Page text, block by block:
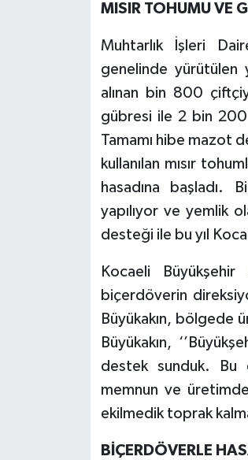
MISIR TOHUMU VE
Muhtarlık İşleri
genelinde yürütülen
alınan bin 800
gübresi ile 2 bin 200
Tamamı hibe mazot
kullanılan mısır
hasadına başladı.
yapılıyor ve yemlik
desteği ile bu yıl
Kocaeli
biçerdöverin
Büyükakın, bölgede
Büyükakın,
destek sunduk. Bu
memnun ve
ekilmedik toprak
BİÇERDÖVERLE